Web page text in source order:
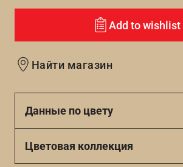
Add to wishlist
Найти магазин
Данные по цвету
Цветовая коллекция